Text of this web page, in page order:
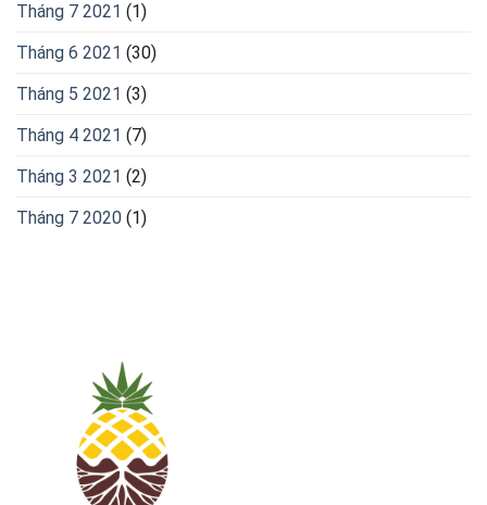
Tháng 7 2021 (1)
Tháng 6 2021 (30)
Tháng 5 2021 (3)
Tháng 4 2021 (7)
Tháng 3 2021 (2)
Tháng 7 2020 (1)